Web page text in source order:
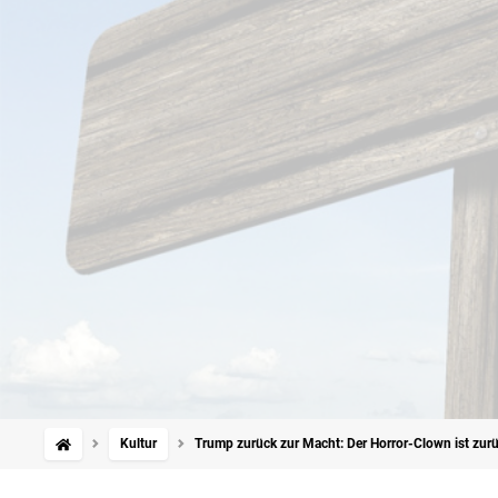
Kultur Trump zurück zur Macht: Der Horror-Clown ist